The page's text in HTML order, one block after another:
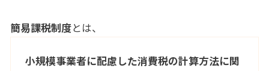
簡易課税制度とは、
小規模事業者に配慮した消費税の計算方法に関